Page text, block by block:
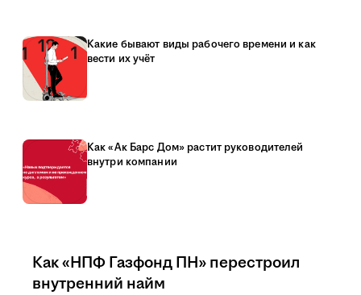
Какие бывают виды рабочего времени и как
вести их учёт
Как «Ак Барс Дом» растит руководителей
внутри компании
Как «НПФ Газфонд ПН» перестроил
внутренний найм